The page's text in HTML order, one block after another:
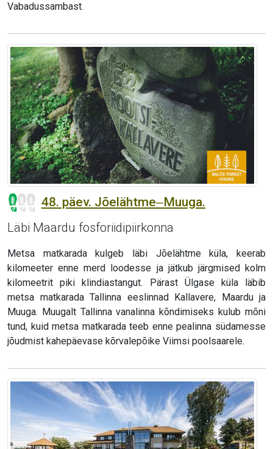
Vabadussambast.
48. päev. Jõelähtme‒Muuga.
Läbi Maardu fosforiidipiirkonna
Metsa matkarada kulgeb läbi Jõelähtme küla, keerab
kilomeeter enne merd loodesse ja jätkub järgmised kolm
kilomeetrit piki klindiastangut. Pärast Ülgase küla läbib
metsa matkarada Tallinna eeslinnad Kallavere, Maardu ja
Muuga. Muugalt Tallinna vanalinna kõndimiseks kulub mõni
tund, kuid metsa matkarada teeb enne pealinna südamesse
jõudmist kahepäevase kõrvalepõike Viimsi poolsaarele.